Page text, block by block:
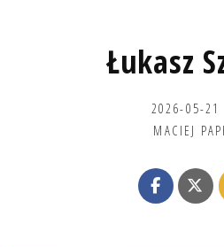
Łukasz
2026-05-21
MACIEJ